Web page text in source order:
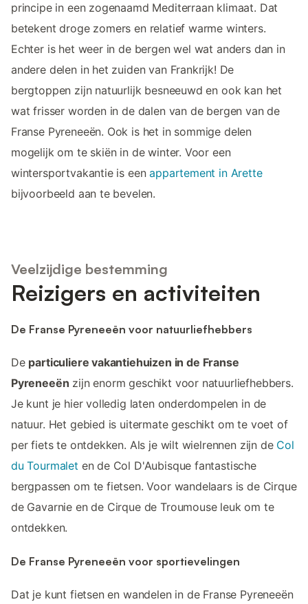
principe in een zogenaamd Mediterraan klimaat. Dat
betekent droge zomers en relatief warme winters.
Echter is het weer in de bergen wel wat anders dan in
andere delen in het zuiden van Frankrijk! De
bergtoppen zijn natuurlijk besneeuwd en ook kan het
wat frisser worden in de dalen van de bergen van de
Franse Pyreneeën. Ook is het in sommige delen
mogelijk om te skiën in de winter. Voor een
wintersportvakantie is eenappartement in Arette
bijvoorbeeld aan te bevelen.
Veelzijdige bestemming
Reizigers en activiteiten
De Franse Pyreneeën voor natuurliefhebbers
De particuliere vakantiehuizen in de Franse
Pyreneeën zijn enorm geschikt voor natuurliefhebbers.
Je kunt je hier volledig laten onderdompelen in de
natuur. Het gebied is uitermate geschikt om te voet of
per fiets te ontdekken. Als je wilt wielrennen zijn de Col
du Tourmalet en de Col D'Aubisque fantastische
bergpassen om te fietsen. Voor wandelaars is de Cirque
de Gavarnie en de Cirque de Troumouse leuk om te
ontdekken.
De Franse Pyreneeën voor sportievelingen
Dat je kunt fietsen en wandelen in de Franse Pyreneeën